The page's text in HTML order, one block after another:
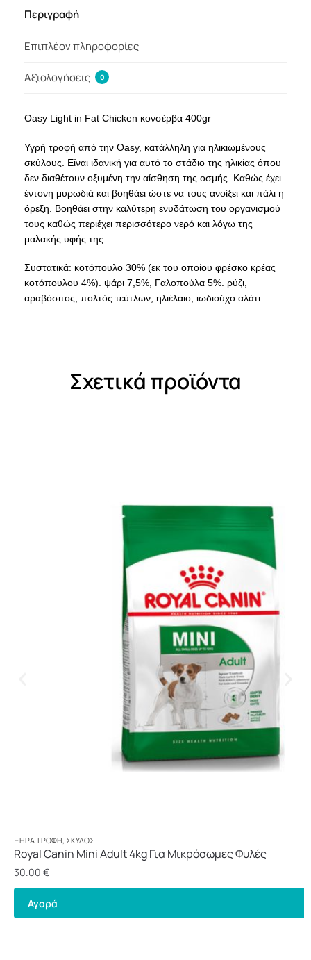
Περιγραφή
Επιπλέον πληροφορίες
Αξιολογήσεις 0
Oasy Light in Fat Chicken κονσέρβα 400gr
Υγρή τροφή από την Oasy, κατάλληλη για ηλικιωμένους
σκύλους. Είναι ιδανική για αυτό το στάδιο της ηλικίας όπου
δεν διαθέτουν οξυμένη την αίσθηση της οσμής. Καθώς έχει
έντονη μυρωδιά και βοηθάει ώστε να τους ανοίξει και πάλι η
όρεξη. Βοηθάει στην καλύτερη ενυδάτωση του οργανισμού
τους καθώς περιέχει περισσότερο νερό και λόγω της
μαλακής υφής της.
Συστατικά: κοτόπουλο 30% (εκ του οποίου φρέσκο κρέας
κοτόπουλου 4%). ψάρι 7,5%, Γαλοπούλα 5%. ρύζι,
αραβόσιτος, πολτός τεύτλων, ηλιέλαιο, ιωδιούχο αλάτι.
Σχετικά προϊόντα
ΞΗΡΆ ΤΡΟΦΉ, ΣΚΎΛΟΣ
Royal Canin Mini Adult 4kg Για Μικρόσωμες Φυλές
30.00 €
Αγορά